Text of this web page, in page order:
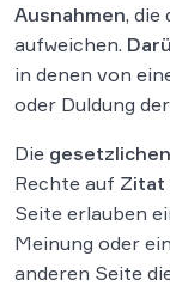
Ausnahmen, die
aufweichen.
in denen von
oder Duldung
Die
Rechte auf Zitat
Seite erlauben
Meinung oder
anderen Seite